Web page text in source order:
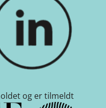
og er tilmeldt